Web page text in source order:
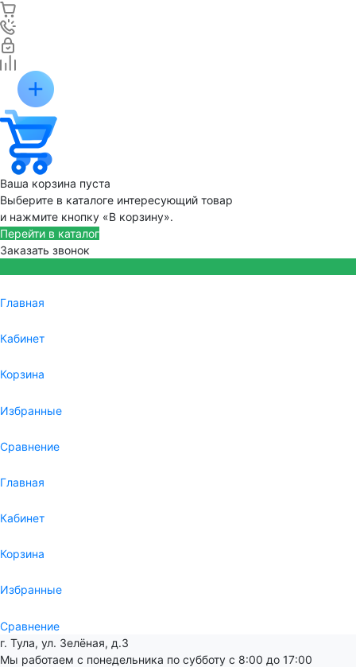
Ваша корзина пуста
Выберите в каталоге интересующий товар
и нажмите кнопку «В корзину».
Перейти в каталог
Заказать звонок
Главная
Кабинет
Корзина
Избранные
Сравнение
Главная
Кабинет
Корзина
Избранные
Сравнение
г. Тула, ул. Зелёная, д.3
Мы работаем с понедельника по субботу с 8:00 до 17:00